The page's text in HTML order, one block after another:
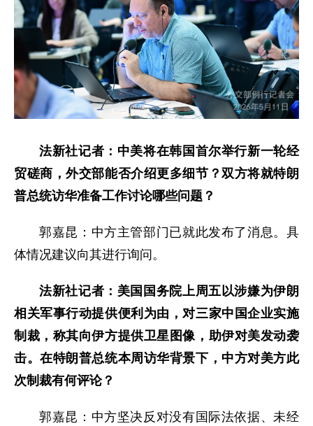
法新社记者：中美将在韩国首尔举行新一轮经
贸磋商，外交部能否介绍更多细节？双方将就特朗
普总统访华准备工作讨论哪些问题？
郭嘉昆：中方主管部门已就此发布了消息。具
体情况建议向其进行询问。
法新社记者：美国国务院上周五以涉嫌为伊朗
相关军事行动提供便利为由，对三家中国企业实施
制裁，称其向伊方提供卫星图像，助伊对美发动袭
击。在特朗普总统本周访华背景下，中方对美方此
次制裁有何评论？
郭嘉昆：中方坚决反对没有国际法依据、未经